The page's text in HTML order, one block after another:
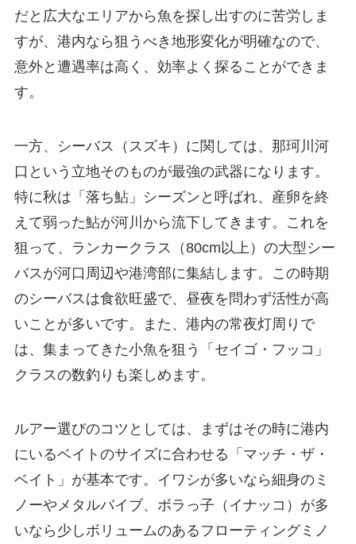
だと広大なエリアから魚を探し出すのに苦労しま
すが、港内なら狙うべき地形変化が明確なので、
意外と遭遇率は高く、効率よく探ることができま
す。
一方、シーバス（スズキ）に関しては、那珂川河
口という立地そのものが最強の武器になります。
特に秋は「落ち鮎」シーズンと呼ばれ、産卵を終
えて弱った鮎が河川から流下してきます。これを
狙って、ランカークラス（80cm以上）の大型シー
バスが河口周辺や港湾部に集結します。この時期
のシーバスは食欲旺盛で、昼夜を問わず活性が高
いことが多いです。また、港内の常夜灯周りで
は、集まってきた小魚を狙う「セイゴ・フッコ」
クラスの数釣りも楽しめます。
ルアー選びのコツとしては、まずはその時に港内
にいるベイトのサイズに合わせる「マッチ・ザ・
ベイト」が基本です。イワシが多いなら細身のミ
ノーやメタルバイブ、ボラっ子（イナッコ）が多
いなら少しボリュームのあるフローティングミノ